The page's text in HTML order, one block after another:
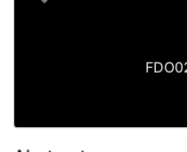
Previous